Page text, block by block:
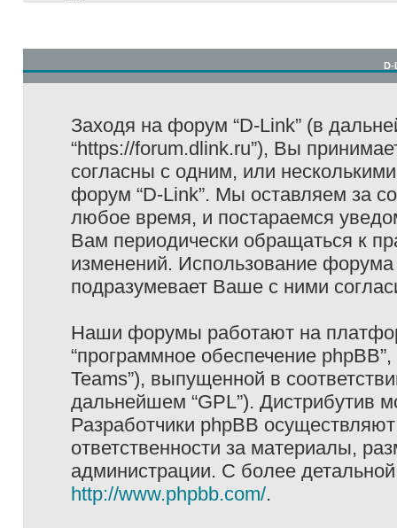
D-
Заходя на форум “D-Link” (в
“https://forum.dlink.ru”), Вы
согласны с одним, или
форум “D-Link”. Мы оставляем за
любое время, и постараемся
Вам периодически обращаться к
изменений. Использование
подразумевает Ваше с ними
Наши форумы работают на
“программное обеспечение
Teams”), выпущенной в
дальнейшем “GPL”). Дистрибутив
Разработчики phpBB
ответственности за материалы,
администрации. С более
http://www.phpbb.com/.